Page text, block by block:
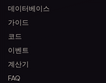
데이터베이스
가이드
코드
이벤트
계산기
FAQ